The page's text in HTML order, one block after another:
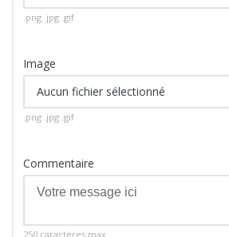
.png .jpg .gif
Image
Aucun fichier sélectionné
.png .jpg .gif
Commentaire
250 caractères max